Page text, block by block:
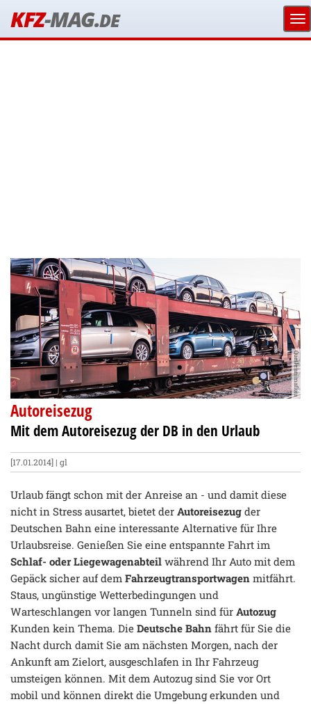
KFZ-MAG.DE
Quelle:animaflora
Autoreisezug
Mit dem Autoreisezug der DB in den Urlaub
[17.01.2014] | gl
Urlaub fängt schon mit der Anreise an - und damit diese
nicht in Stress ausartet, bietet der Autoreisezug der
Deutschen Bahn eine interessante Alternative für Ihre
Urlaubsreise. Genießen Sie eine entspannte Fahrt im
Schlaf- oder Liegewagenabteil während Ihr Auto mit dem
Gepäck sicher auf dem Fahrzeugtransportwagen mitfährt.
Staus, ungünstige Wetterbedingungen und
Warteschlangen vor langen Tunneln sind für Autozug
Kunden kein Thema. Die Deutsche Bahn fährt für Sie die
Nacht durch damit Sie am nächsten Morgen, nach der
Ankunft am Zielort, ausgeschlafen in Ihr Fahrzeug
umsteigen können. Mit dem Autozug sind Sie vor Ort
mobil und können direkt die Umgebung erkunden und